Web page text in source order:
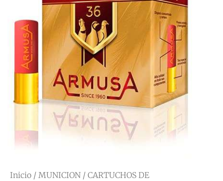
Inicio / MUNICION / CARTUCHOS DE